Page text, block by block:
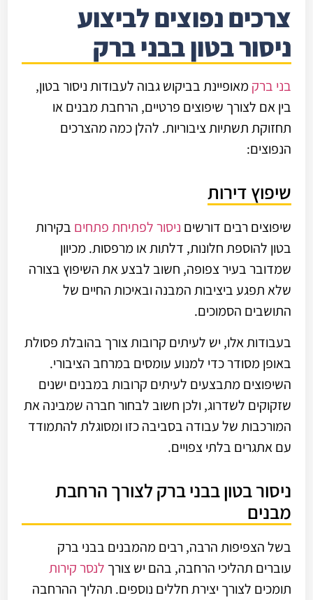
צרכים נפוצים לביצוע
ניסור בטון בבני ברק
בני ברק מאופיינת בביקוש גבוה לעבודות ניסור בטון,
בין אם לצורך שיפוצים פרטיים, הרחבת מבנים או
תחזוקת תשתיות ציבוריות. להלן כמה מהצרכים
הנפוצים:
שיפוץ דירות
שיפוצים רבים דורשים ניסור לפתיחת פתחים בקירות
בטון להוספת חלונות, דלתות או מרפסות. מכיוון
שמדובר בעיר צפופה, חשוב לבצע את השיפוץ בצורה
שלא תפגע ביציבות המבנה ובאיכות החיים של
התושבים הסמוכים.
בעבודות אלו, יש לעיתים קרובות צורך בהובלת פסולת
באופן מסודר כדי למנוע עומסים במרחב הציבורי.
השיפוצים מתבצעים לעיתים קרובות במבנים ישנים
שזקוקים לשדרוג, ולכן חשוב לבחור חברה שמבינה את
המורכבות של עבודה בסביבה כזו ומסוגלת להתמודד
עם אתגרים בלתי צפויים.
ניסור בטון בבני ברק לצורך הרחבת
מבנים
בשל הצפיפות הרבה, רבים מהמבנים בבני ברק
עוברים תהליכי הרחבה, בהם יש צורך לנסר קירות
תומכים לצורך יצירת חללים נוספים. תהליך ההרחבה